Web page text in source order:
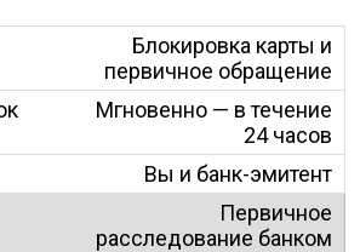
Блокировка карты и
первичное обращение
Мгновенно — в течение
24 часов
Вы и банк-эмитент
Первичное
расследование банком